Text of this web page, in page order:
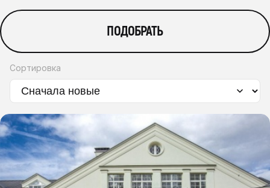
ПОДОБРАТЬ
Сортировка